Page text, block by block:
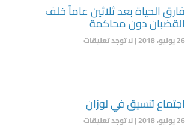
فارق الحياة بعد ثلاثين عاماً خلف
القضبان دون محاكمة
26 يوليو، 2018 لا توجد تعليقات
اجتماع تنسيق في لوزان
26 يوليو، 2018 لا توجد تعليقات